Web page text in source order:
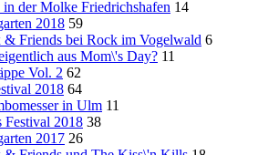
in der Molke Friedrichshafen 14
2018 59
& Friends bei Rock im Vogelwald 6
aus Mom\'s Day? 11
Vol. 2 62
2018 64
in Ulm 11
Festival 2018 38
2017 26